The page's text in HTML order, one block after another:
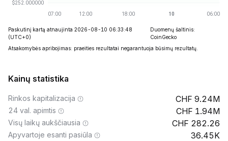
Paskutinį kartą atnaujinta 2026-08-10 06:33:48
(UTC+0)
Duomenų šaltinis:
CoinGecko
Atsakomybės apribojimas: praeities rezultatai negarantuoja būsimų rezultatų.
Kainų statistika
Rinkos kapitalizacija 9.24M
24 val. apimtis 1.94M
Visų laikų aukščiausia 282.26
Apyvartoje esanti pasiūla 36.45K